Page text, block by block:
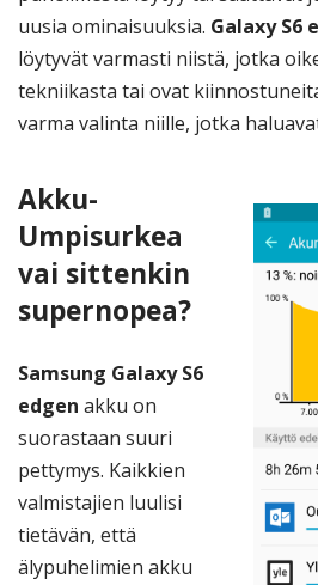
uusia ominaisuuksia. Galaxy S6
löytyvät varmasti niistä, jotka
tekniikasta tai ovat
varma valinta niille, jotka
Akku-
Umpisurkea
vai sittenkin
supernopea?
Samsung Galaxy S6
edgen akku on
suorastaan suuri
pettymys. Kaikkien
valmistajien luulisi
tietävän, että
älypuhelimien akku